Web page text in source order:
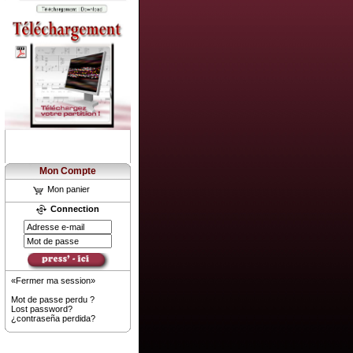
Mon Compte
Mon panier
Connection
«Fermer ma session»
Mot de passe perdu ?
Lost password?
¿contraseña perdida?